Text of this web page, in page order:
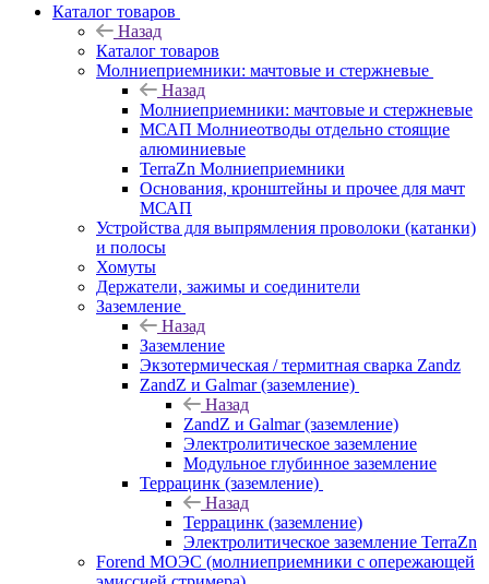
Каталог товаров
Назад
Каталог товаров
Молниеприемники: мачтовые и стержневые
Назад
Молниеприемники: мачтовые и стержневые
МСАП Молниеотводы отдельно стоящие
алюминиевые
TerraZn Молниеприемники
Основания, кронштейны и прочее для мачт
МСАП
Устройства для выпрямления проволоки (катанки)
и полосы
Хомуты
Держатели, зажимы и соединители
Заземление
Назад
Заземление
Экзотермическая / термитная сварка Zandz
ZandZ и Galmar (заземление)
Назад
ZandZ и Galmar (заземление)
Электролитическое заземление
Модульное глубинное заземление
Террацинк (заземление)
Назад
Террацинк (заземление)
Электролитическое заземление TerraZn
Forend МОЭС (молниеприемники с опережающей